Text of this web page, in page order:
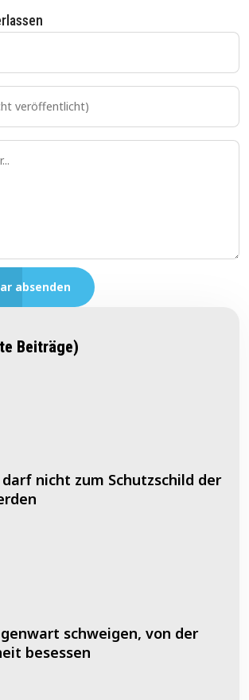
absenden
Beiträge)
nicht zum Schutzschild der
schweigen, von der
besessen